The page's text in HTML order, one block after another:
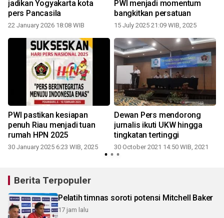
jadikan Yogyakarta kota
pers Pancasila
22 January 2026 18:08 WIB
PWI menjadi momentum
bangkitkan persatuan
15 July 2025 21:09 WIB, 2025
PWI pastikan kesiapan
penuh Riau menjadi tuan
rumah HPN 2025
30 January 2025 6:23 WIB, 2025
Dewan Pers mendorong
jurnalis ikuti UKW hingga
tingkatan tertinggi
30 October 2021 14:50 WIB, 2021
Berita Terpopuler
Pelatih timnas soroti potensi Mitchell Baker
17 jam lalu